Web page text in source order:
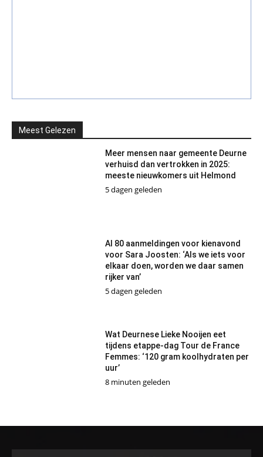
Meest Gelezen
Meer mensen naar gemeente Deurne
verhuisd dan vertrokken in 2025:
meeste nieuwkomers uit Helmond
5 dagen geleden
Al 80 aanmeldingen voor kienavond
voor Sara Joosten: ‘Als we iets voor
elkaar doen, worden we daar samen
rijker van’
5 dagen geleden
Wat Deurnese Lieke Nooijen eet
tijdens etappe-dag Tour de France
Femmes: ‘120 gram koolhydraten per
uur’
8 minuten geleden